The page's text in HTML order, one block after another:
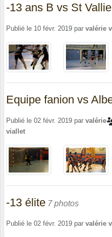
-13 ans B vs St
Publié le 10 févr. 2019 par valérie
Equipe fanion vs
Publié le 02 févr. 2019 par valérie
viallet
-13 élite 7 photos
Publié le 02 févr. 2019 par valérie